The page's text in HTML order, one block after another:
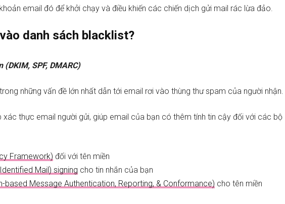
email đó để khởi chạy và điều khiến các chiến dịch gửi mail rác lừa đảo.
danh sách blacklist?
SPF, DMARC)
những vấn đề lớn nhất dẫn tới email rơi vào thùng thư spam của người nhận.
thực email người gửi, giúp email của bạn có thêm tính tin cậy đối với các bộ
Framework) đối với tên miền
Mail) signing cho tin nhắn của bạn
based Message Authentication, Reporting, & Conformance) cho tên miền